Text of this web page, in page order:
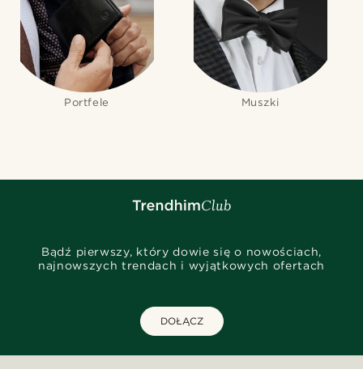
Portfele Muszki
Bądź pierwszy, który dowie się o nowościach,
najnowszych trendach i wyjątkowych ofertach
DOŁĄCZ